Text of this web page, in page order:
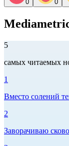
0 0
5
самых читаемых
1
Вместо солений
2
Заворачиваю